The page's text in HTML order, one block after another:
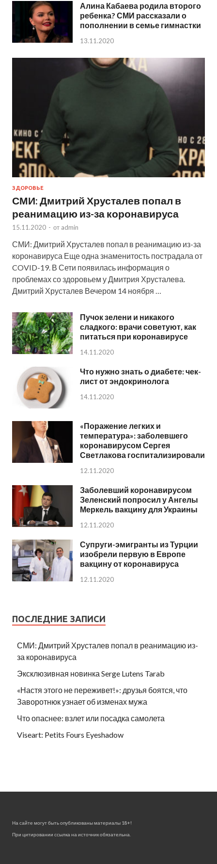
Алина Кабаева родила второго
ребенка? СМИ рассказали о
пополнении в семье гимнастки
13.11.2020
ЗДОРОВЬЕ
СМИ: Дмитрий Хрусталев попал в
реанимацию из-за коронавируса
15.11.2020 - от admin
СМИ: Дмитрий Хрусталев попал в реанимацию из-за
коронавируса Еще одна знаменитость пострадала от
COVID-19. В Сети появилась информация о
проблемах со здоровьем у Дмитрия Хрусталева.
Дмитрий Хрусталев Вечером 14 ноября …
Пучок зелени и никакого
сладкого: врачи советуют, как
питаться при коронавирусе
14.11.2020
Что нужно знать о диабете: чек-
лист от эндокринолога
14.11.2020
«Поражение легких и
температура»: заболевшего
коронавирусом Сергея
Светлакова госпитализировали
12.11.2020
Заболевший коронавирусом
Зеленский попросил у Ангелы
Меркель вакцину для Украины
12.11.2020
Супруги-эмигранты из Турции
изобрели первую в Европе
вакцину от коронавируса
12.11.2020
ПОСЛЕДНИЕ ЗАПИСИ
СМИ: Дмитрий Хрусталев попал в реанимацию из-
за коронавируса
Эксклюзивная новинка Serge Lutens Tarab
«Настя этого не переживет!»: друзья боятся, что
Заворотнюк узнает об изменах мужа
Что опаснее: взлет или посадка самолета
Viseart: Petits Fours Eyeshadow
На сайте могут быть опубликованы материалы 18+!
При цитировании ссылка на источник обязательна.